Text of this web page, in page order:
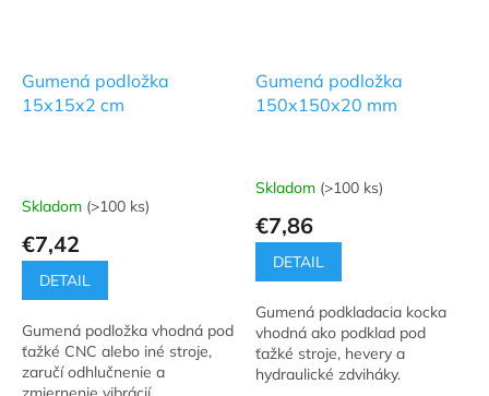
Gumená podložka
15x15x2 cm
Skladom (>100 ks)
€7,42
DETAIL
Gumená podložka vhodná pod
ťažké CNC alebo iné stroje,
zaručí odhlučnenie a
Gumená podložka
150x150x20 mm
Priemerné
produktu
5,0
5
hviezdičiek.
Skladom (>100 ks)
€7,86
DETAIL
Gumená podkladacia kocka
vhodná ako podklad pod
ťažké stroje, hevery a
hydraulické zdviháky.